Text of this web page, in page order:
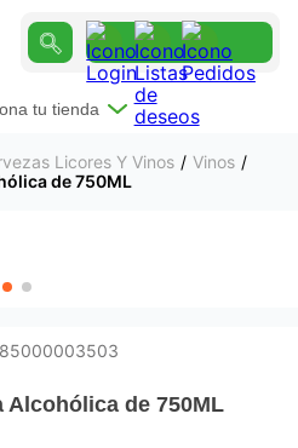
tu tienda
Licores Y Vinos
Vinos
de 750ML
Alcohólica de 750ML